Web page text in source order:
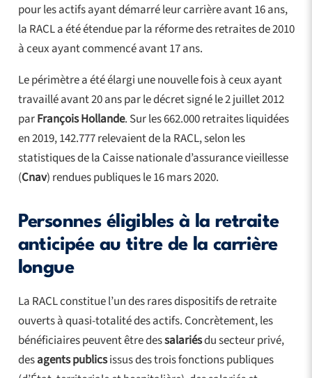
pour les actifs ayant démarré leur carrière avant 16 ans,
la RACL a été étendue par la réforme des retraites de 2010
à ceux ayant commencé avant 17 ans.
Le périmètre a été élargi une nouvelle fois à ceux ayant
travaillé avant 20 ans par le décret signé le 2 juillet 2012
parFrançois Hollande. Sur les 662.000 retraites liquidées
en 2019, 142.777 relevaient de la RACL, selon les
statistiques de la Caisse nationale d’assurance vieillesse
(Cnav) rendues publiques le 16 mars 2020.
Personnes éligibles à la retraite
anticipée au titre de la carrière
longue
La RACL constitue l’un des rares dispositifs de retraite
ouverts à quasi-totalité des actifs. Concrètement, les
bénéficiaires peuvent être dessalariésdu secteur privé,
desagents publicsissus des trois fonctions publiques